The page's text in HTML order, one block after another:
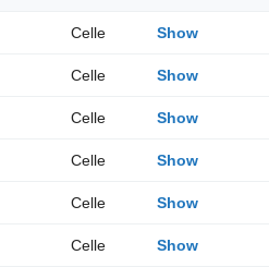
Celle Show
Celle Show
Celle Show
Celle Show
Celle Show
Celle Show